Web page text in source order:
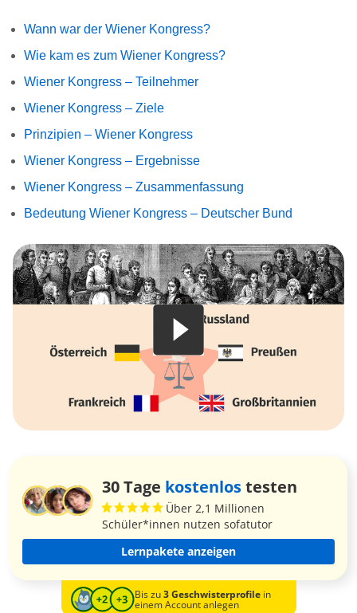
Wann war der Wiener Kongress?
Wie kam es zum Wiener Kongress?
Wiener Kongress – Teilnehmer
Wiener Kongress – Ziele
Prinzipien – Wiener Kongress
Wiener Kongress – Ergebnisse
Wiener Kongress – Zusammenfassung
Bedeutung Wiener Kongress – Deutscher Bund
30 Tage kostenlostesten
Über 2,1 Millionen
Schüler*innen nutzen sofatutor
Lernpakete anzeigen
Bis zu3 Geschwisterprofilein
einem Account anlegen